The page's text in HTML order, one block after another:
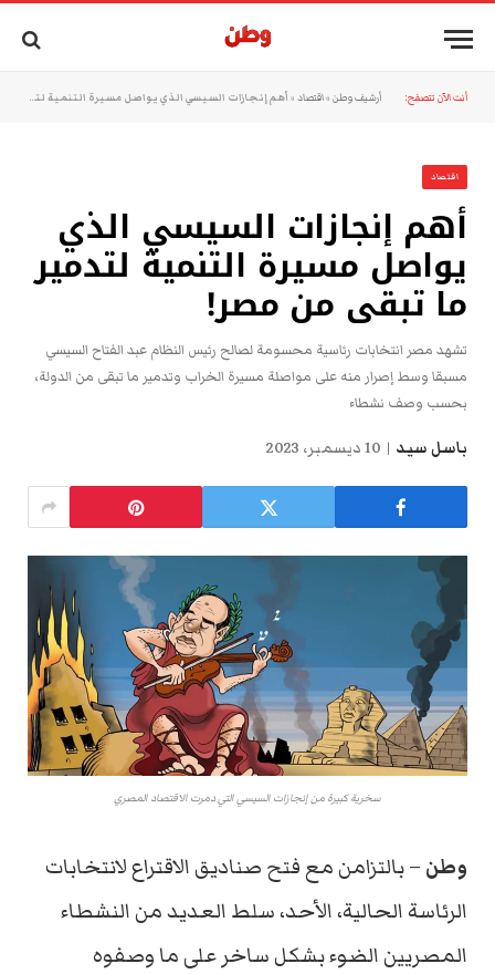
أنت الآن تتصفح: أرشيف وطن »اقتصاد » أهم إنجازات السيسي الذي يواصل مسيرة التنمية لتدمير ما تبقى من مصر!
اقتصاد
أهم إنجازات السيسي الذي
يواصل مسيرة التنمية لتدمير
ما تبقى من مصر!
تشهد مصر انتخابات رئاسية محسومة لصالح رئيس النظام عبد الفتاح السيسي
مسبقا وسط إصرار منه على مواصلة مسيرة الخراب وتدمير ما تبقى من الدولة،
بحسب وصف نشطاء
باسل سيد 10 ديسمبر، 2023
سخرية كبيرة من إنجازات السيسي التي دمرت الاقتصاد المصري
وطن – بالتزامن مع فتح صناديق الاقتراع لانتخابات
الرئاسة الحالية، الأحد، سلط العديد من النشطاء
المصريين الضوء بشكل ساخر على ما وصفوه